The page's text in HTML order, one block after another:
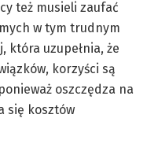
też musieli zaufać
w tym trudnym
która uzupełnia, że
korzyści są
oszczędza na
się kosztów